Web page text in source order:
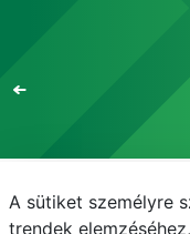
Email
A sütiket személyre
trendek